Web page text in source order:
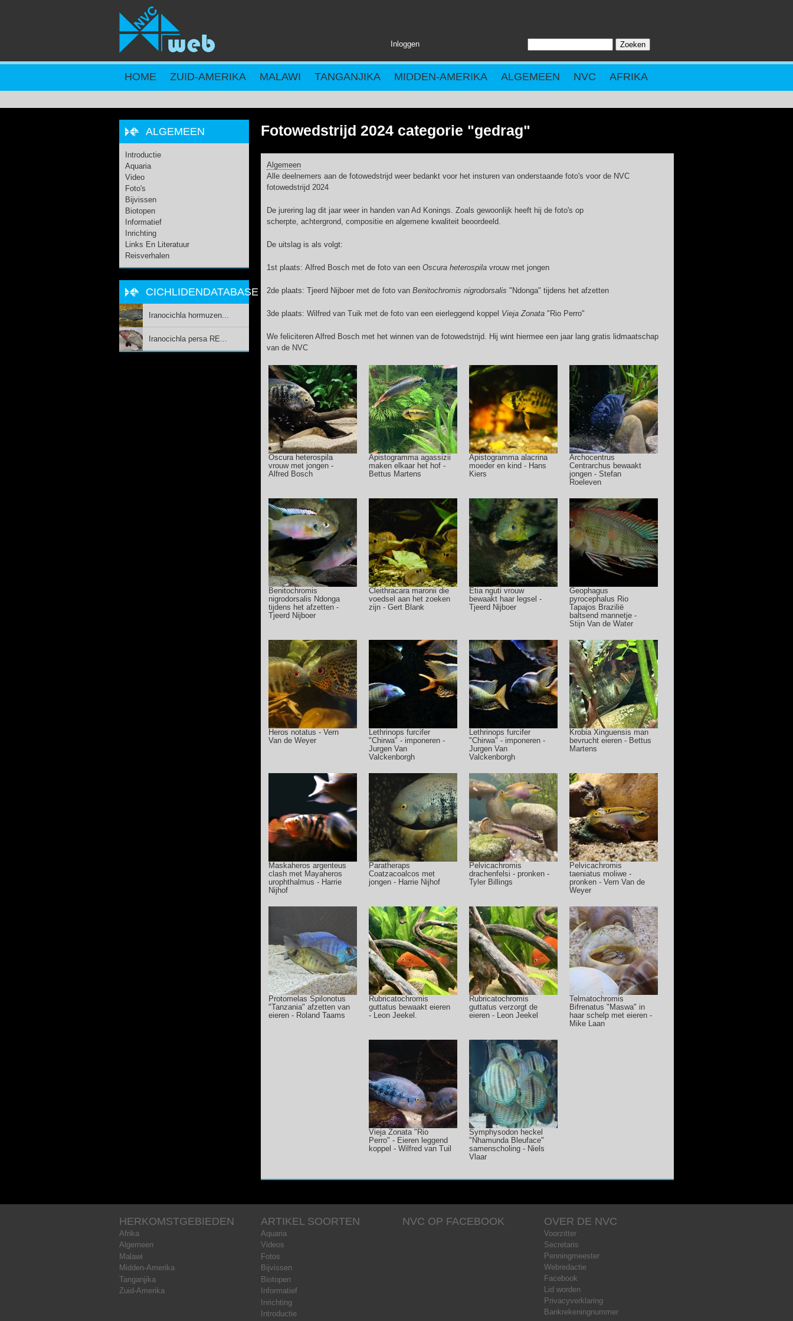
Inloggen
ZOEKVELD
HOME ZUID-AMERIKA MALAWI TANGANJIKA MIDDEN-AMERIKA ALGEMEEN NVC AFRIKA
Fotowedstrijd 2024 categorie "gedrag"
Algemeen
Alle deelnemers aan de fotowedstrijd weer bedankt voor het insturen van onderstaande foto's voor de NVC
fotowedstrijd 2024
De jurering lag dit jaar weer in handen van Ad Konings. Zoals gewoonlijk heeft hij de foto's op
scherpte, achtergrond, compositie en algemene kwaliteit beoordeeld.
De uitslag is als volgt:
1st plaats: Alfred Bosch met de foto van een Oscura heterospila vrouw met jongen
2de plaats: Tjeerd Nijboer met de foto van Benitochromis nigrodorsalis "Ndonga" tijdens het afzetten
3de plaats: Wilfred van Tuik met de foto van een eierleggend koppel Vieja Zonata "Rio Perro"
We feliciteren Alfred Bosch met het winnen van de fotowedstrijd. Hij wint hiermee een jaar lang gratis lidmaatschap
van de NVC
Oscura heterospila
vrouw met jongen -
Alfred Bosch
Apistogramma agassizii
maken elkaar het hof -
Bettus Martens
Apistogramma alacrina
moeder en kind - Hans
Kiers
Archocentrus
Centrarchus bewaakt
jongen - Stefan
Roeleven
Benitochromis
nigrodorsalis Ndonga
tijdens het afzetten -
Tjeerd Nijboer
Cleithracara maronii die
voedsel aan het zoeken
zijn - Gert Blank
Etia nguti vrouw
bewaakt haar legsel -
Tjeerd Nijboer
Geophagus
pyrocephalus Rio
Tapajos Brazilië
baltsend mannetje -
Stijn Van de Water
Heros notatus - Vern
Van de Weyer
Lethrinops furcifer
"Chirwa" - imponeren -
Jurgen Van
Valckenborgh
Lethrinops furcifer
"Chirwa" - imponeren -
Jurgen Van
Valckenborgh
Krobia Xinguensis man
bevrucht eieren - Bettus
Martens
Maskaheros argenteus
clash met Mayaheros
urophthalmus - Harrie
Nijhof
Paratheraps
Coatzacoalcos met
jongen - Harrie Nijhof
Pelvicachromis
drachenfelsi - pronken -
Tyler Billings
Pelvicachromis
taeniatus moliwe -
pronken - Vern Van de
Weyer
Protomelas Spilonotus
"Tanzania" afzetten van
eieren - Roland Taams
Rubricatochromis
guttatus bewaakt eieren
- Leon Jeekel.
Rubricatochromis
guttatus verzorgt de
eieren - Leon Jeekel
Telmatochromis
Bifrenatus "Maswa" in
haar schelp met eieren -
Mike Laan
Vieja Zonata "Rio
Perro" - Eieren leggend
koppel - Wilfred van Tuil
Symphysodon heckel
"Nhamunda Bleuface"
samenscholing - Niels
Vlaar
ALGEMEEN
Introductie
Aquaria
Video
Foto's
Bijvissen
Biotopen
Informatief
Inrichting
Links En Literatuur
Reisverhalen
CICHLIDENDATABASE
Iranocichla hormuzen...
Iranocichla persa RE...
HERKOMSTGEBIEDEN
Afrika
Algemeen
Malawi
Midden-Amerika
Tanganjika
Zuid-Amerika
ARTIKEL SOORTEN
Aquaria
Videos
Fotos
Bijvissen
Biotopen
Informatief
Inrichting
Introductie
NVC OP FACEBOOK OVER DE NVC
Voorzitter
Secretaris
Penningmeester
Webredactie
Facebook
Lid worden
Privacyverklaring
Bankrekeningnummer